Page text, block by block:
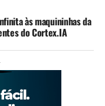
às maquininhas da
do Cortex.IA